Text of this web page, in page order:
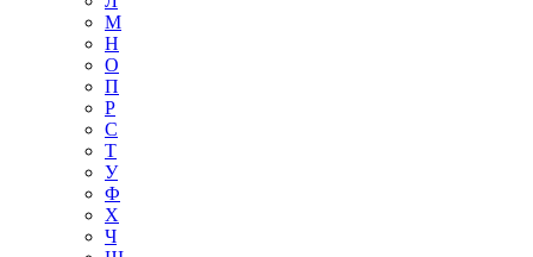
М
Н
О
П
Р
С
Т
У
Ф
Х
Ч